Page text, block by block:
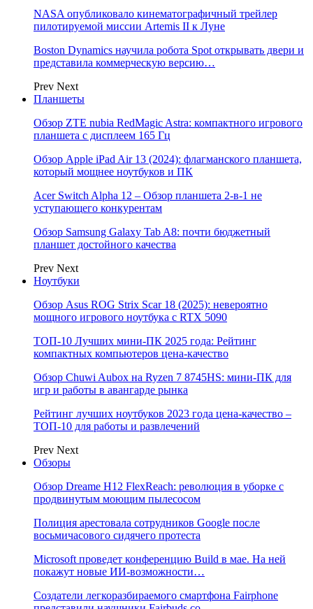
NASA опубликовало кинематографичный трейлер
пилотируемой миссии Artemis II к Луне
Boston Dynamics научила робота Spot открывать двери и
представила коммерческую версию…
Prev Next
Планшеты
Обзор ZTE nubia RedMagic Astra: компактного игрового
планшета с дисплеем 165 Гц
Обзор Apple iPad Air 13 (2024): флагманского планшета,
который мощнее ноутбуков и ПК
Acer Switch Alpha 12 – Обзор планшета 2-в-1 не
уступающего конкурентам
Обзор Samsung Galaxy Tab A8: почти бюджетный
планшет достойного качества
Prev Next
Ноутбуки
Обзор Asus ROG Strix Scar 18 (2025): невероятно
мощного игрового ноутбука с RTX 5090
ТОП-10 Лучших мини-ПК 2025 года: Рейтинг
компактных компьютеров цена-качество
Обзор Chuwi Aubox на Ryzen 7 8745HS: мини-ПК для
игр и работы в авангарде рынка
Рейтинг лучших ноутбуков 2023 года цена-качество –
ТОП-10 для работы и развлечений
Prev Next
Обзоры
Обзор Dreame H12 FlexReach: революция в уборке с
продвинутым моющим пылесосом
Полиция арестовала сотрудников Google после
восьмичасового сидячего протеста
Microsoft проведет конференцию Build в мае. На ней
покажут новые ИИ-возможности…
Создатели легкоразбираемого смартфона Fairphone